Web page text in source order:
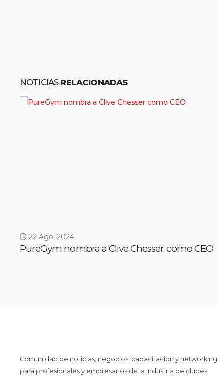
NOTICIAS RELACIONADAS
22 Ago, 2024
PureGym nombra a Clive Chesser como CEO
Comunidad de noticias, negocios, capacitación y networking
para profesionales y empresarios de la industria de clubes